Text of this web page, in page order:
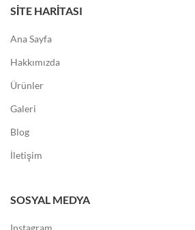
SITE HARITASI
Ana Sayfa
Hakkımızda
Ürünler
Galeri
Blog
İletişim
SOSYAL MEDYA
Instagram